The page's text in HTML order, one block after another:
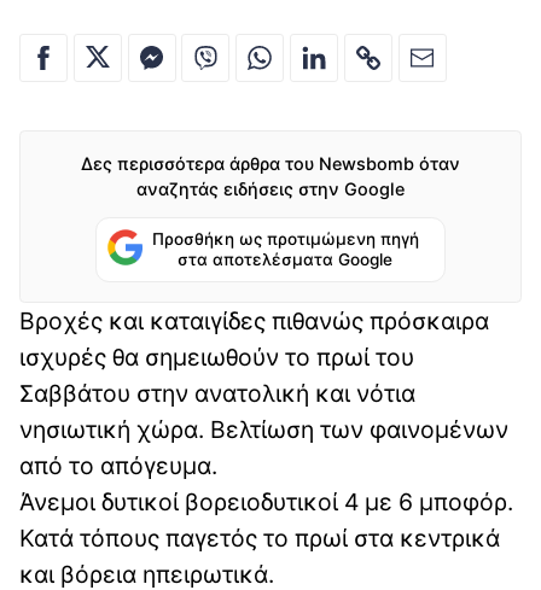
Δες περισσότερα άρθρα του Newsbomb όταν
αναζητάς ειδήσεις στην Google
Προσθήκη ως προτιμώμενη πηγή
στα αποτελέσματα Google
Βροχές και καταιγίδες πιθανώς πρόσκαιρα
ισχυρές θα σημειωθούν το πρωί του
Σαββάτου στην ανατολική και νότια
νησιωτική χώρα. Βελτίωση των φαινομένων
από το απόγευμα.
Άνεμοι δυτικοί βορειοδυτικοί 4 με 6 μποφόρ.
Κατά τόπους παγετός το πρωί στα κεντρικά
και βόρεια ηπειρωτικά.